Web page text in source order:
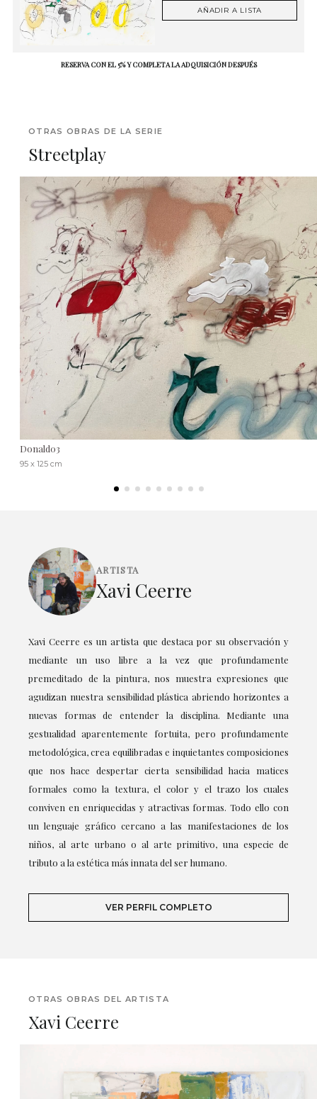
AÑADIR A LISTA
RESERVA CON EL 5% Y COMPLETA LA ADQUISICIÓN DESPUÉS
OTRAS OBRAS DE LA SERIE
Streetplay
Donald03
95 x 125 cm
ARTISTA
Xavi Ceerre
Xavi Ceerre es un artista que destaca por su observación y
mediante un uso libre a la vez que profundamente
premeditado de la pintura, nos muestra expresiones que
agudizan nuestra sensibilidad plástica abriendo horizontes a
nuevas formas de entender la disciplina. Mediante una
gestualidad aparentemente fortuita, pero profundamente
metodológica, crea equilibradas e inquietantes composiciones
que nos hace despertar cierta sensibilidad hacia matices
formales como la textura, el color y el trazo los cuales
conviven en enriquecidas y atractivas formas. Todo ello con
un lenguaje gráfico cercano a las manifestaciones de los
niños, al arte urbano o al arte primitivo, una especie de
tributo a la estética más innata del ser humano.
VER PERFIL COMPLETO
OTRAS OBRAS DEL ARTISTA
Xavi Ceerre